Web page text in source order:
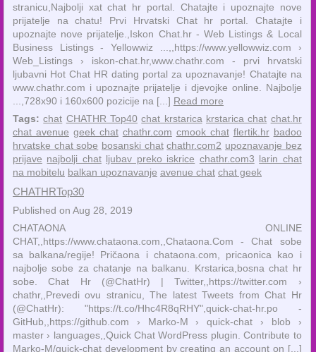
stranicu,Najbolji xat chat hr portal. Chatajte i upoznajte nove
prijatelje na chatu! Prvi Hrvatski Chat hr portal. Chatajte i
upoznajte nove prijatelje.,Iskon Chat.hr - Web Listings & Local
Business Listings - Yellowwiz ...,,https://www.yellowwiz.com ›
Web_Listings › iskon-chat.hr,www.chathr.com - prvi hrvatski
ljubavni Hot Chat HR dating portal za upoznavanje! Chatajte na
www.chathr.com i upoznajte prijatelje i djevojke online. Najbolje
...,728x90 i 160x600 pozicije na [...] Read more
Tags: chat CHATHR Top40 chat krstarica krstarica chat chat.hr
chat avenue geek chat chathr.com cmook chat flertik.hr badoo
hrvatske chat sobe bosanski chat chathr.com2 upoznavanje bez
prijave najbolji chat ljubav preko iskrice chathr.com3 larin chat
na mobitelu balkan upoznavanje avenue chat chat geek
CHATHRTop30
Published on Aug 28, 2019
CHATAONA ONLINE
CHAT,,https://www.chataona.com,,Chataona.Com - Chat sobe
sa balkana/regije! Pričaona i chataona.com, pricaonica kao i
najbolje sobe za chatanje na balkanu. Krstarica,bosna chat hr
sobe. Chat Hr (@ChatHr) | Twitter,,https://twitter.com ›
chathr,,Prevedi ovu stranicu, The latest Tweets from Chat Hr
(@ChatHr): "https://t.co/Hhc4R8qRHY",quick-chat-hr.po -
GitHub,,https://github.com › Marko-M › quick-chat › blob ›
master › languages,,Quick Chat WordPress plugin. Contribute to
Marko-M/quick-chat development by creating an account on [...]